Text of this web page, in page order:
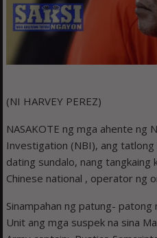
(NI HARVEY PEREZ)
NASAKOTE ng mga ahente ng
Investigation (NBI), ang tatlong
dating sundalo, nang tangkaing
Chinese national , operator ng
Sinampahan ng patung- patong
Unit ang mga suspek na sina